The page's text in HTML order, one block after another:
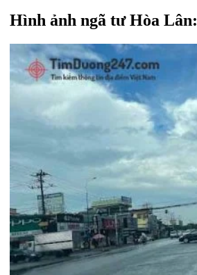
Hình ảnh ngã tư Hòa Lân: